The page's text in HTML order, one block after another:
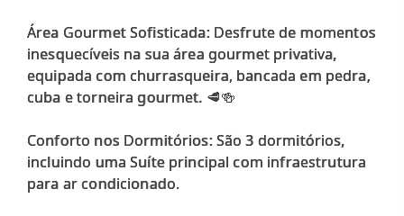
Área Gourmet Sofisticada: Desfrute de momentos
inesquecíveis na sua área gourmet privativa,
equipada com churrasqueira, bancada em pedra,
cuba e torneira gourmet. 🥩🍻
Conforto nos Dormitórios: São 3 dormitórios,
incluindo uma Suíte principal com infraestrutura
para ar condicionado.